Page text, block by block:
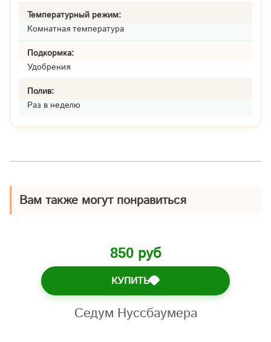
Температурный режим:
Комнатная температура
Подкормка:
Удобрения
Полив:
Раз в неделю
Вам также могут понравиться
850 руб
КУПИТЬ💎
Седум Нуссбаумера